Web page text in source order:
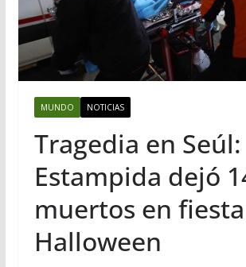
MUNDO NOTICIAS
Tragedia en Seúl:
Estampida dejó
muertos en
Halloween